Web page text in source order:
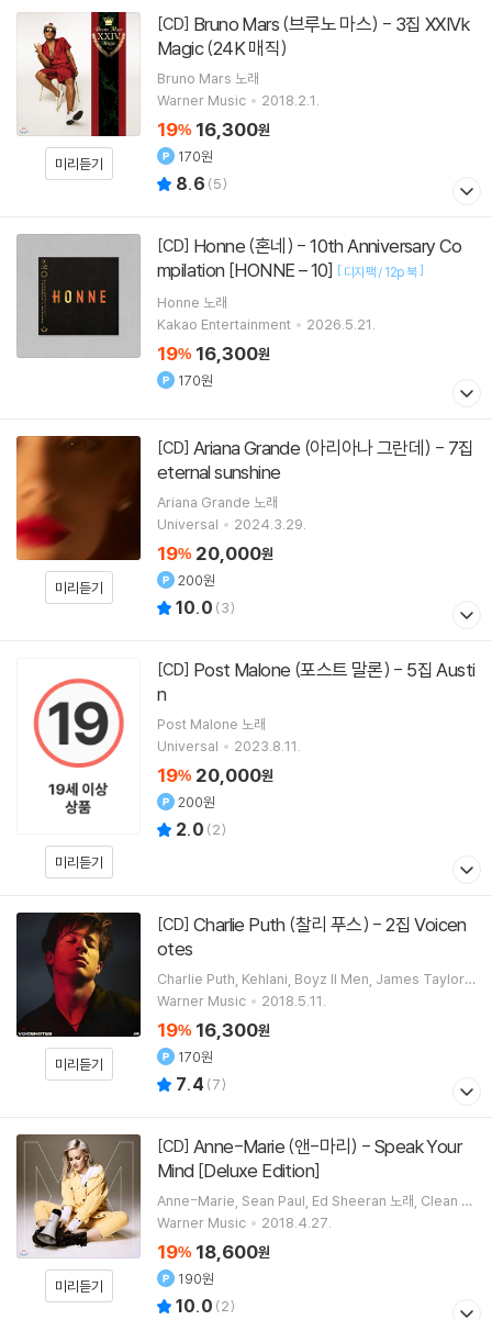
미리듣기
[CD]
Magic (24K 매직)
Bruno Mars 노래
Warner Music
2018.2.1.
19% 16,300원
170원
8.6 (5)
[CD]
mpilation [HONNE – 10] [ 디지팩 / 12p 북]
Honne 노래
Kakao Entertainment
2026.5.21.
19% 16,300원
170원
미리듣기
[CD]
eternal sunshine
Ariana Grande 노래
Universal
2024.3.29.
19% 20,000원
200원
10.0 (3)
미리듣기
[CD]
n
Post Malone 노래
Universal
2023.8.11.
19% 20,000원
200원
2.0 (2)
미리듣기
[CD]
otes
Charlie Puth Kehlani Boyz II Men James Taylor
노래
Warner Music 2018.5.11.
19% 16,300원
170원
7.4 (7)
미리듣기
[CD]
Mind [Deluxe Edition]
Anne-Marie Sean Paul Ed Sheeran 노래 Clean B
andit밴드 외 1명
Warner Music 2018.4.27.
19% 18,600원
190원
10.0 (2)